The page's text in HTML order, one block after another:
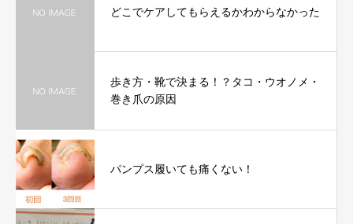
どこでケアしてもらえるかわからなかった
歩き方・靴で決まる！？タコ・ウオノメ・
巻き爪の原因
パンプス履いても痛くない！